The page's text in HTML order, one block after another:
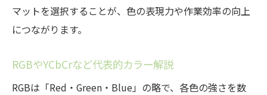
デジタルと印刷で異なるカラー フォーマッ
カラーの見え方が変わる理由を解説
RGBとYCbCrの違いと色表現の特徴
マットを選択することが、色の表現力や作業効率の向上
につながります。
RGBやYCbCrなど代表的カラー解説
RGBは「Red・Green・Blue」の略で、各色の強さを数